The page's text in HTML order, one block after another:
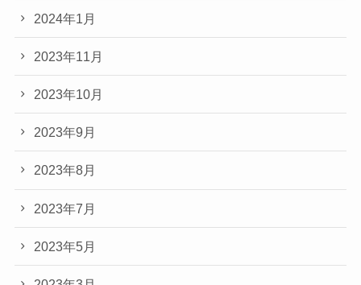
2024年1月
2023年11月
2023年10月
2023年9月
2023年8月
2023年7月
2023年5月